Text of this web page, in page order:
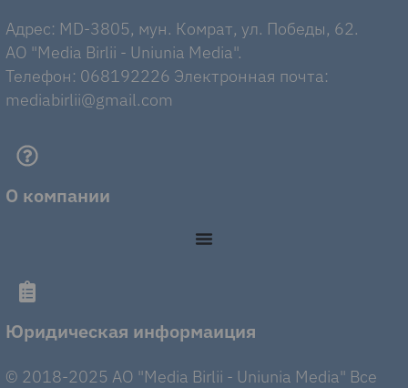
Адрес: MD-3805, мун. Комрат, ул. Победы, 62.
AO "Media Birlii - Uniunia Media".
Телефон: 068192226 Электронная почта:
mediabirlii@gmail.com
О компании
Юридическая информаиция
© 2018-2025 AO "Media Birlii - Uniunia Media" Все